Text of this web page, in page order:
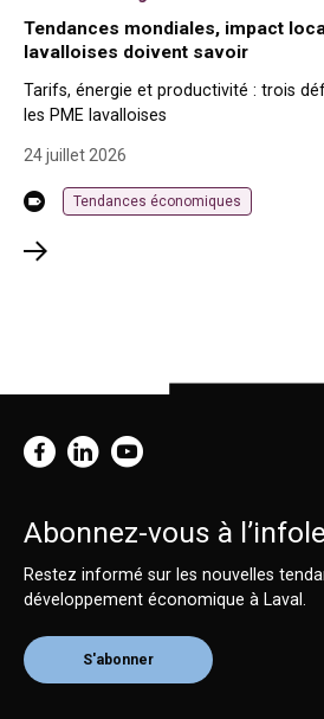
Tendances mondiales, impact
lavalloises doivent savoir
Tarifs, énergie et productivité : trois
les PME lavalloises
24 juillet 2026
Tendances économiques
Abonnez-vous à
Restez informé sur les nouvelles
développement économique à Laval.
S'abonner